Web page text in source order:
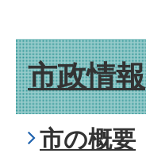
市政情報
市の概要